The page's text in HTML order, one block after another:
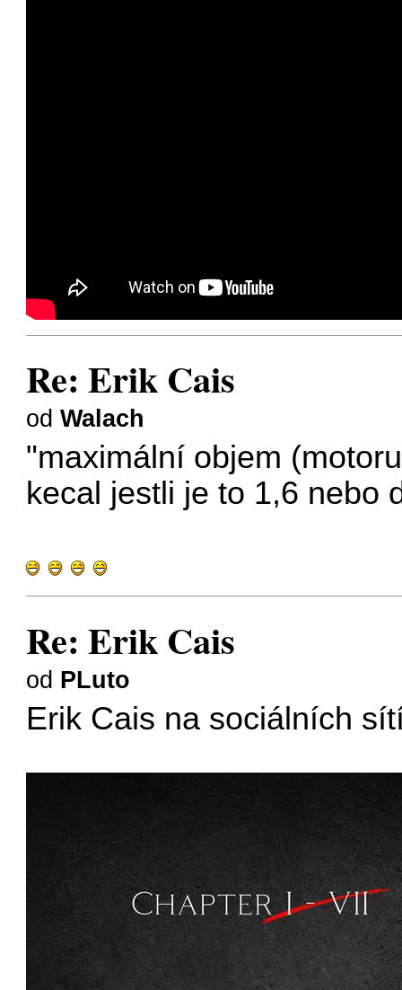
Re: Erik Cais
odWalach
"maximální objem
kecal jestli je to 1,6 nebo
Re: Erik Cais
od PLuto
Erik Cais na sociálních